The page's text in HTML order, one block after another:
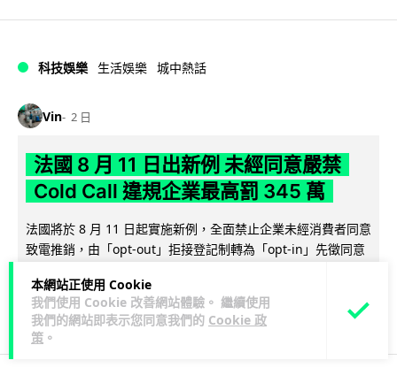
本網站正使用 Cookie
我們使用 Cookie 改善網站體驗。 繼續使用
我們的網站即表示您同意我們的 Cookie 政
策 。
科技娛樂 生活娛樂 城中熱話
Vin 2 日
法國 8 月 11 日出新例 未經同意嚴禁
Cold Call 違規企業最高罰 345 萬
法國將於 8 月 11 日起實施新例，全面禁止企業未經消費者同意
致電推銷，由「opt-out」拒接登記制轉為「opt-in」先徵同意
362 27 ↗ 分享